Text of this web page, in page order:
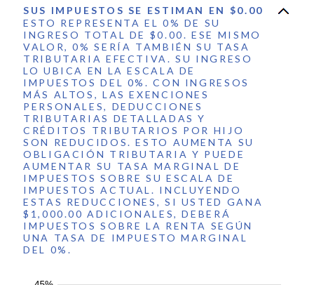
entre
0
y
99
SUS IMPUESTOS SE ESTIMAN EN $0.00
ESTO REPRESENTA EL 0% DE SU
INGRESO TOTAL DE $0.00. ESE MISMO
VALOR, 0% SERÍA TAMBIÉN SU TASA
TRIBUTARIA EFECTIVA. SU INGRESO
LO UBICA EN LA ESCALA DE
IMPUESTOS DEL 0%. CON INGRESOS
MÁS ALTOS, LAS EXENCIONES
PERSONALES, DEDUCCIONES
TRIBUTARIAS DETALLADAS Y
CRÉDITOS TRIBUTARIOS POR HIJO
SON REDUCIDOS. ESTO AUMENTA SU
OBLIGACIÓN TRIBUTARIA Y PUEDE
AUMENTAR SU TASA MARGINAL DE
IMPUESTOS SOBRE SU ESCALA DE
IMPUESTOS ACTUAL. INCLUYENDO
ESTAS REDUCCIONES, SI USTED GANA
$1,000.00 ADICIONALES, DEBERÁ
IMPUESTOS SOBRE LA RENTA SEGÚN
UNA TASA DE IMPUESTO MARGINAL
DEL 0%.